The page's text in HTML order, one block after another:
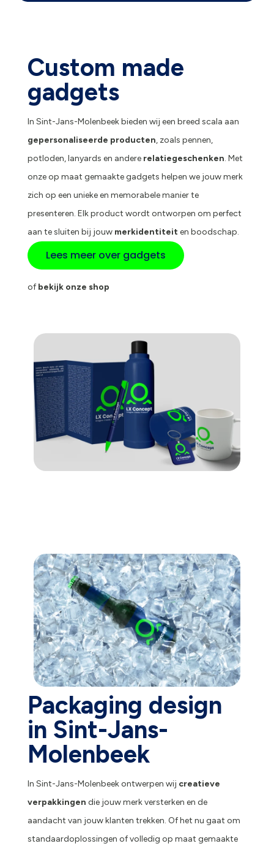
Custom made
gadgets
In Sint-Jans-Molenbeek bieden wij een breed scala aan
gepersonaliseerde producten, zoals pennen,
potloden, lanyards en andere relatiegeschenken. Met
onze op maat gemaakte gadgets helpen we jouw merk
zich op een unieke en memorabele manier te
presenteren. Elk product wordt ontworpen om perfect
aan te sluiten bij jouw merkidentiteiten boodschap.
Lees meer over gadgets
ofbekijk onze shop
Packaging design
in Sint-Jans-
Molenbeek
In Sint-Jans-Molenbeek ontwerpen wij creatieve
verpakkingen die jouw merk versterken en de
aandacht van jouw klanten trekken. Of het nu gaat om
standaardoplossingen of volledig op maat gemaakte